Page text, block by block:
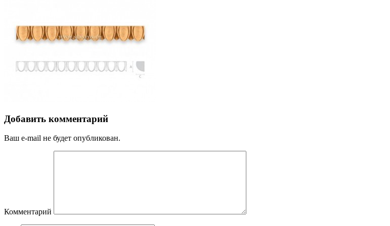
Добавить комментарий
Ваш e-mail не будет опубликован.
Комментарий